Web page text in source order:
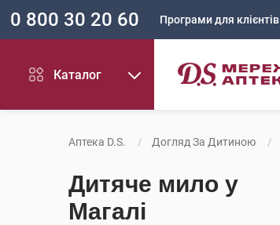
0 800 30 20 60 Програми для клієнтів
Каталог
Аптека D.S. Догляд За Дитиною
Дитяче мило у
Магалі